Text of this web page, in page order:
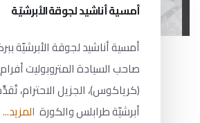
أمسية أناشيد لجوقة الأبرشيّة
أمسية أناشيد لجوقة الأبرشيّة
صاحب السيادة المتروبوليت أفرام
(كرياكوس)، الجزيل الاحترام،
أبرشيّة طرابلس والكورة المزيد...